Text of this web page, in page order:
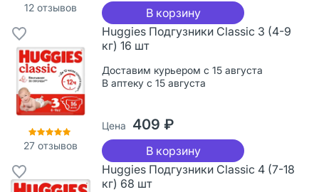
12 отзывов В корзину
27 отзывов
Huggies Подгузники Classic 3 (4-9
кг) 16 шт
Доставим курьером с 15 августа
В аптеку с 15 августа
Цена 409 ₽
В корзину
Huggies Подгузники Classic 4 (7-18
кг) 68 шт